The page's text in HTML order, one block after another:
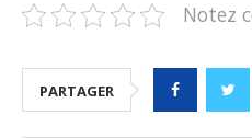
Notez
PARTAGER